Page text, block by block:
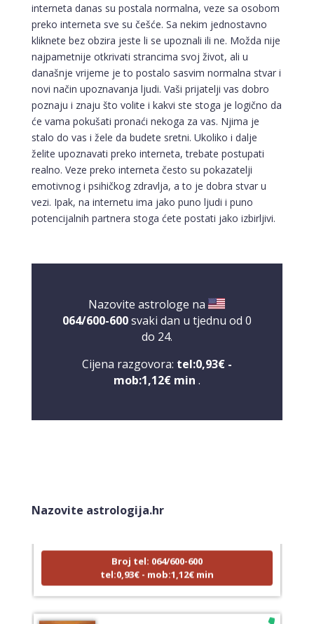
interneta danas su postala normalna, veze sa osobom
preko interneta sve su češće. Sa nekim jednostavno
kliknete bez obzira jeste li se upoznali ili ne. Možda nije
najpametnije otkrivati strancima svoj život, ali u
današnje vrijeme je to postalo sasvim normalna stvar i
novi način upoznavanja ljudi. Vaši prijatelji vas dobro
poznaju i znaju što volite i kakvi ste stoga je logično da
će vama pokušati pronaći nekoga za vas. Njima je
stalo do vas i žele da budete sretni. Ukoliko i dalje
želite upoznavati preko interneta, trebate postupati
realno. Veze preko interneta često su pokazatelji
emotivnog i psihičkog zdravlja, a to je dobra stvar u
vezi. Ipak, na internetu ima jako puno ljudi i puno
potencijalnih partnera stoga ćete postati jako izbirljivi.
Nazovite astrologe na
064/600-600svaki dan u tjednu od 0
do 24.
Cijena razgovora: tel:0,93€ -
mob:1,12€ min .
Nazovite astrologija.hr
Tarot savjetnik je zauzet
Broj tel: 064/600-600
tel:0,93€ - mob:1,12€ min